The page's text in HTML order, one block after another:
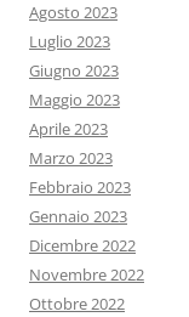
Agosto 2023
Luglio 2023
Giugno 2023
Maggio 2023
Aprile 2023
Marzo 2023
Febbraio 2023
Gennaio 2023
Dicembre 2022
Novembre 2022
Ottobre 2022